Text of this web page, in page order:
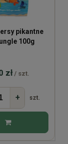
pikantne
100g
zł / szt.
+ szt.